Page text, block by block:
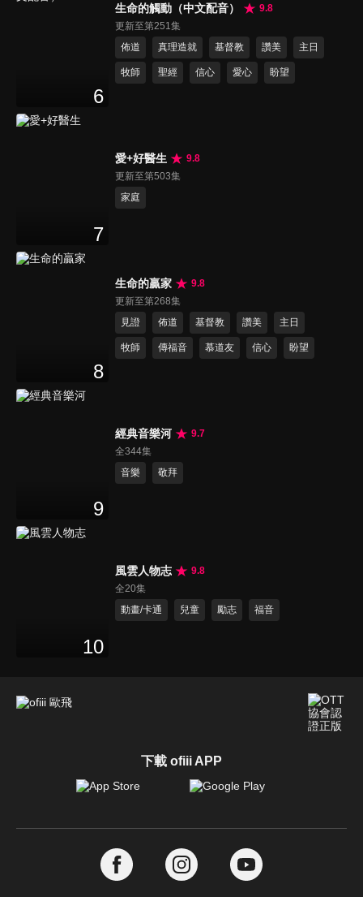
6
生命的觸動（中文配音）
9.8
更新至第251集
佈道
真理造就 基督教 讚美 主日
牧師 聖經 信心 愛心 盼望
7
愛+好醫生
9.8
更新至第503集
家庭
8
生命的贏家
9.8
更新至第268集
見證
佈道 基督教 讚美 主日
牧師 傳福音 慕道友 信心 盼望
9
經典音樂河
9.7
全344集
音樂
敬拜
10
風雲人物志
9.8
全20集
動畫/卡通
兒童 勵志 福音
下載 ofiii APP